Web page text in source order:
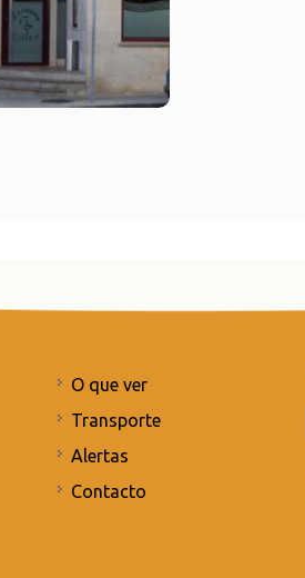
O que ver
Transporte
Alertas
Contacto